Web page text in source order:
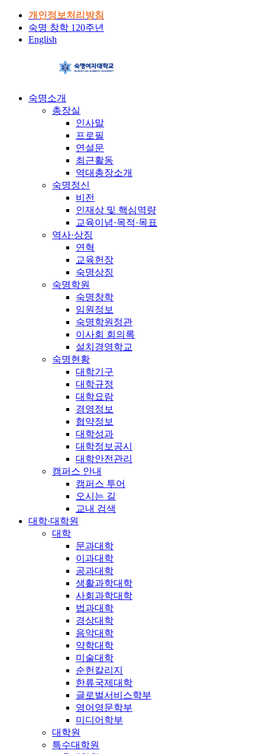
개인정보처리방침
숙명 창학 120주년
English
숙명소개
총장실
인사말
프로필
연설문
최근활동
역대총장소개
숙명정신
비전
인재상 및 핵심역량
교육이념·목적·목표
역사·상징
연혁
교육헌장
숙명상징
숙명학원
숙명창학
임원정보
숙명학원정관
이사회 회의록
설치경영학교
숙명현황
대학기구
대학규정
대학요람
경영정보
협약정보
대학성과
대학정보공시
대학안전관리
캠퍼스 안내
캠퍼스 투어
오시는 길
교내 검색
대학·대학원
대학
문과대학
이과대학
공과대학
생활과학대학
사회과학대학
법과대학
경상대학
음악대학
약학대학
미술대학
순헌칼리지
한류국제대학
글로벌서비스학부
영어영문학부
미디어학부
대학원
특수대학원